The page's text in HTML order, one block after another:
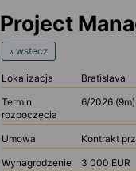
Project
« wstecz
Lokalizacja
Bratislava
Termin
rozpoczęcia
6/2026 (9m)
Umowa
Kontrakt
Wynagrodzenie
3 000 EUR